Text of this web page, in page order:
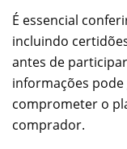
É essencial
incluindo
antes de
informações
comprometer o
comprador.